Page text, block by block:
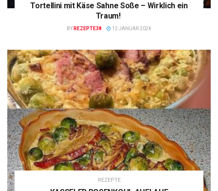
Tortellini mit Käse Sahne Soße – Wirklich ein
Traum!
BY REZEPTE38 12 JANUAR 2024
REZEPTE